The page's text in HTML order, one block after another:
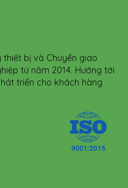
bị và Chuyển giao
từ năm 2014. Hướng tới
triển cho khách hàng